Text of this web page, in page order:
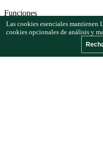
Funciones
Cómo funciona Leaftide Guía
Las cookies esenciales
cookies opcionales de análisis y